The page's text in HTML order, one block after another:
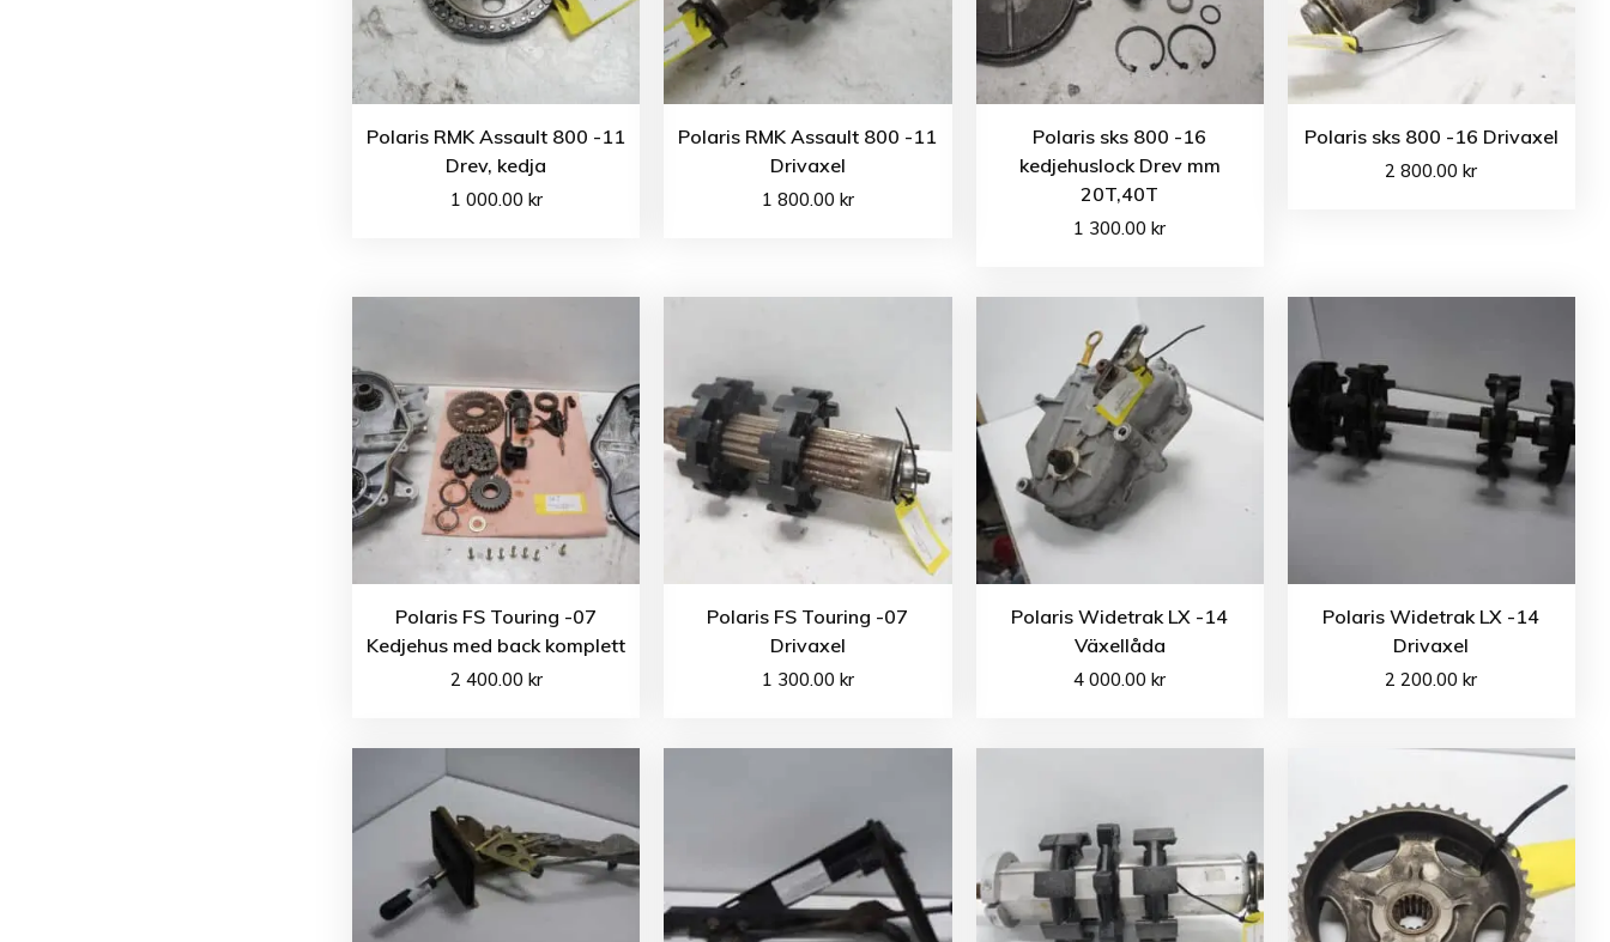
Polaris RMK Assault 800 -11
Drev, kedja
1 000.00 kr
Polaris RMK Assault 800 -11
Drivaxel
1 800.00 kr
Polaris sks 800 -16
kedjehuslock Drev mm
20T,40T
1 300.00kr
Polaris sks 800 -16 Drivaxel
2 800.00kr
Polaris FS Touring -07
Kedjehus med back komplett
2 400.00 kr
Polaris FS Touring -07
Drivaxel
1 300.00 kr
Polaris Widetrak LX -14
Växellåda
4 000.00kr
Polaris Widetrak LX -14
Drivaxel
2 200.00kr